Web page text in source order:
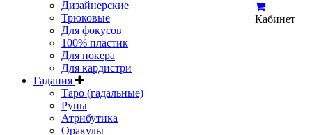
Кабинет
Дизайнерские
Трюковые
Для фокусов
100% пластик
Для покера
Для кардистри
Гадания
Таро (гадальные)
Руны
Атрибутика
Оракулы